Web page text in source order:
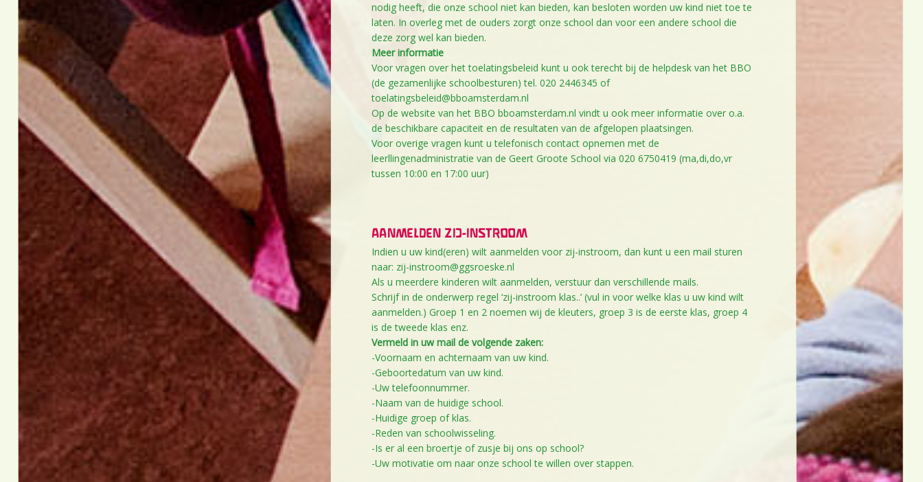
nodig heeft, die onze school niet kan bieden, kan besloten worden uw kind niet toe te
laten. In overleg met de ouders zorgt onze school dan voor een andere school die
deze zorg wel kan bieden.
Meer informatie
Voor vragen over het toelatingsbeleid kunt u ook terecht bij de helpdesk van het BBO
(de gezamenlijke schoolbesturen) tel. 020 2446345 of
toelatingsbeleid@bboamsterdam.nl
Op de website van het BBO bboamsterdam.nl vindt u ook meer informatie over o.a.
de beschikbare capaciteit en de resultaten van de afgelopen plaatsingen.
Voor overige vragen kunt u telefonisch contact opnemen met de
leerllingenadministratie van de Geert Groote School via 020 6750419 (ma,di,do,vr
tussen 10:00 en 17:00 uur)
AANMELDEN ZIJ-INSTROOM
Indien u uw kind(eren) wilt aanmelden voor zij-instroom, dan kunt u een mail sturen
naar: zij-instroom@ggsroeske.nl
Als u meerdere kinderen wilt aanmelden, verstuur dan verschillende mails.
Schrijf in de onderwerp regel ‘zij-instroom klas..’ (vul in voor welke klas u uw kind wilt
aanmelden.) Groep 1 en 2 noemen wij de kleuters, groep 3 is de eerste klas, groep 4
is de tweede klas enz.
Vermeld in uw mail de volgende zaken:
-Voornaam en achternaam van uw kind.
-Geboortedatum van uw kind.
-Uw telefoonnummer.
-Naam van de huidige school.
-Huidige groep of klas.
-Reden van schoolwisseling.
-Is er al een broertje of zusje bij ons op school?
-Uw motivatie om naar onze school te willen over stappen.